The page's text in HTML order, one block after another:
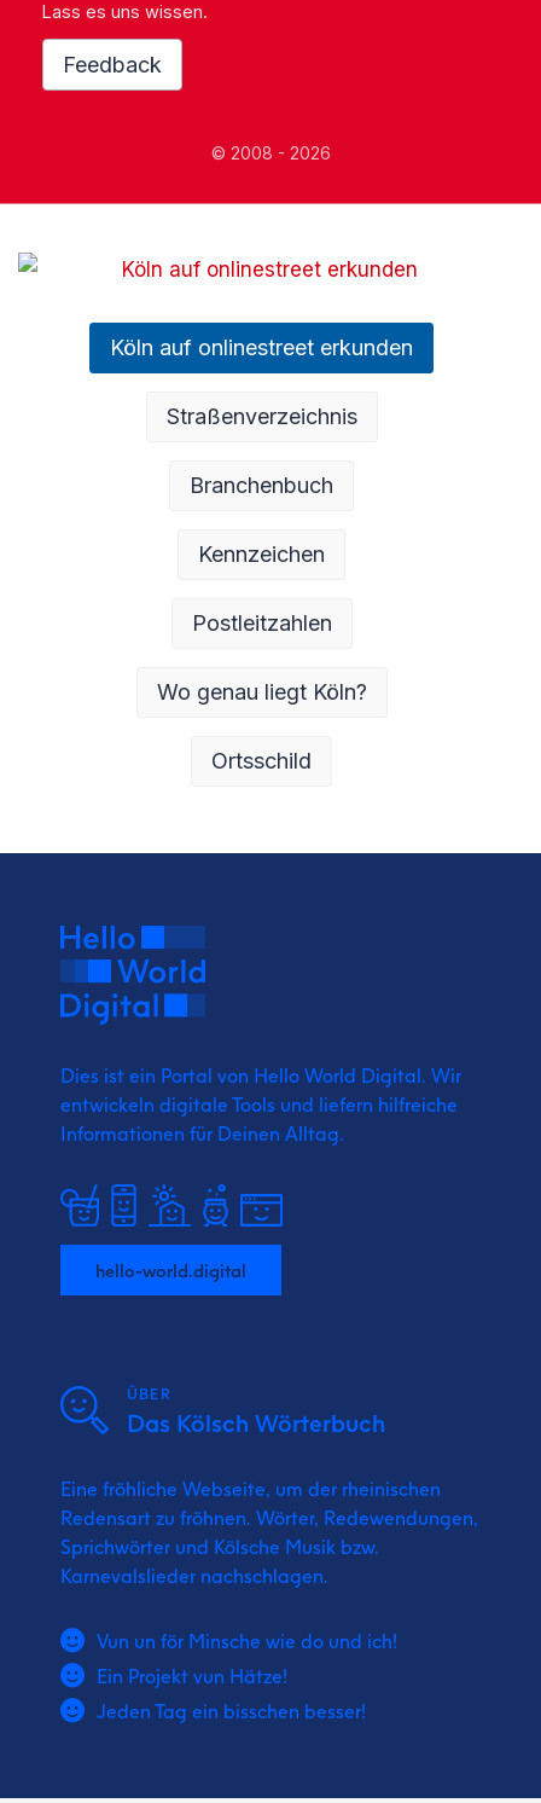
Lass es uns wissen.
Feedback
© 2008 - 2026
Köln auf onlinestreet erkunden
Straßenverzeichnis
Branchenbuch
Kennzeichen
Postleitzahlen
Wo genau liegt Köln?
Ortsschild
Dies ist ein Portal von Hello World Digital. Wir
entwickeln digitale Tools und liefern hilfreiche
Informationen für Deinen Alltag.
hello-world.digital
ÜBER
Das Kölsch Wörterbuch
Eine fröhliche Webseite, um der rheinischen
Redensart zu fröhnen. Wörter, Redewendungen,
Sprichwörter und Kölsche Musik bzw.
Karnevalslieder nachschlagen.
Vun un för Minsche wie do und ich!
Ein Projekt vun Hätze!
Jeden Tag ein bisschen besser!